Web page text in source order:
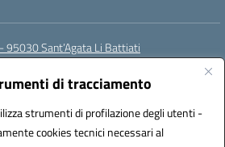
di tracciamento
strumenti di profilazione degli utenti -
cookies tecnici necessari al
95030 Sant’Agata Li Battiati
ctic8bl002@istruzione.it
(PEC):ctic8bl002@pec.istruzione.it